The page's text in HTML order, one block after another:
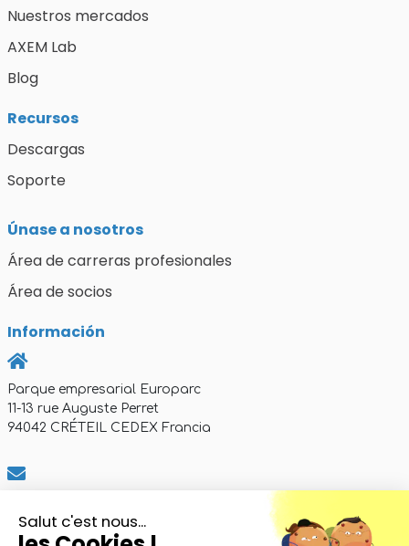
Nuestros mercados
AXEM Lab
Blog
Recursos
Descargas
Soporte
Únase a nosotros
Área de carreras profesionales
Área de socios
Información
Parque empresarial Europarc
11-13 rue Auguste Perret
94042 CRÉTEIL CEDEX Francia
Salut c'est nous...